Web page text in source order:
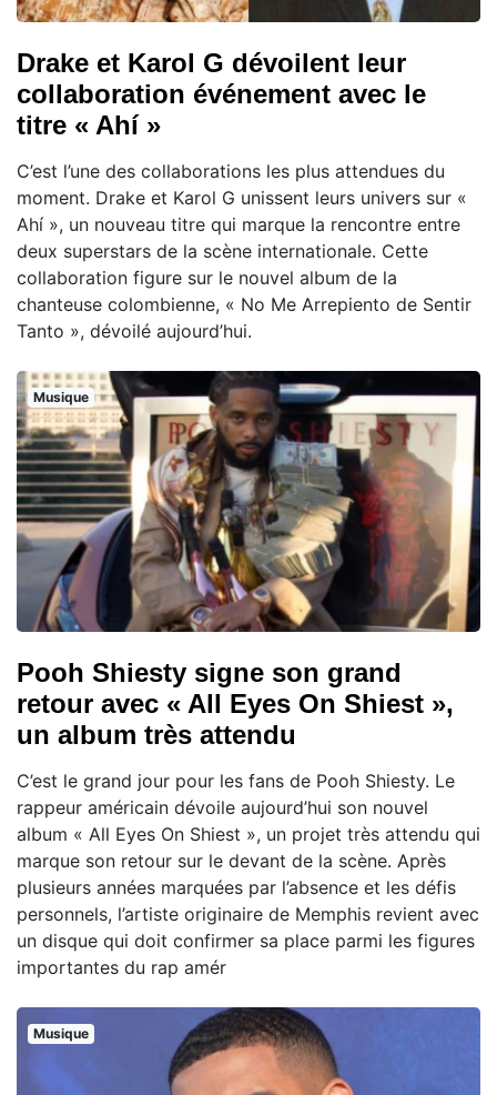
Drake et Karol G dévoilent leur
collaboration événement avec le
titre « Ahí »
C’est l’une des collaborations les plus attendues du
moment. Drake et Karol G unissent leurs univers sur «
Ahí », un nouveau titre qui marque la rencontre entre
deux superstars de la scène internationale. Cette
collaboration figure sur le nouvel album de la
chanteuse colombienne, « No Me Arrepiento de Sentir
Tanto », dévoilé aujourd’hui.
Musique
Pooh Shiesty signe son grand
retour avec « All Eyes On Shiest »,
un album très attendu
C’est le grand jour pour les fans de Pooh Shiesty. Le
rappeur américain dévoile aujourd’hui son nouvel
album « All Eyes On Shiest », un projet très attendu qui
marque son retour sur le devant de la scène. Après
plusieurs années marquées par l’absence et les défis
personnels, l’artiste originaire de Memphis revient avec
un disque qui doit confirmer sa place parmi les figures
importantes du rap amér
Musique